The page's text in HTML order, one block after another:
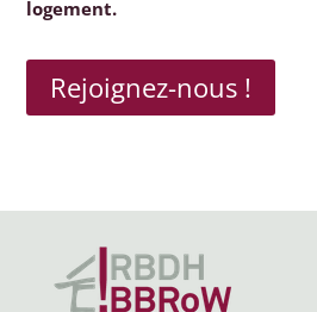
logement.
Rejoignez-nous !